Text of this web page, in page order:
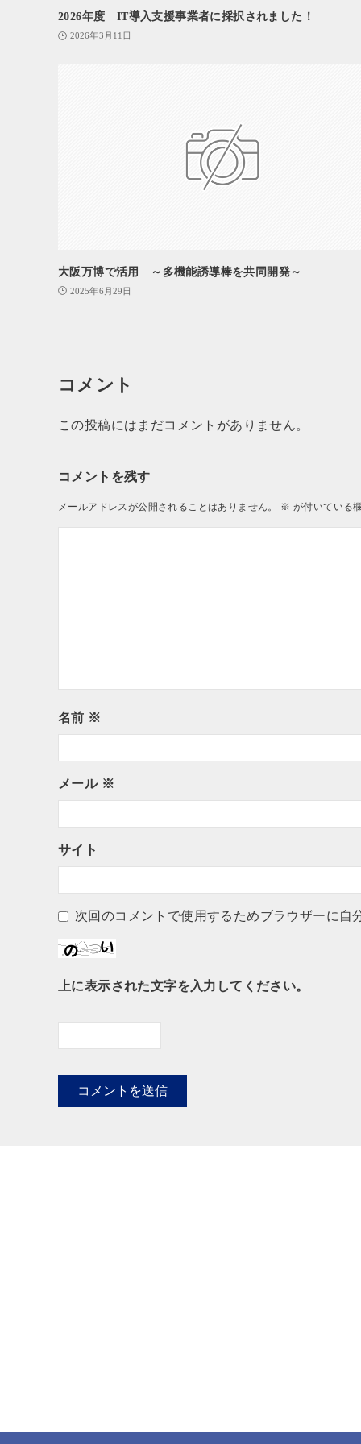
2026年度 IT導入支援事業者に採択されました！
2026年3月11日
大阪万博で活用 ～多機能誘導棒を共同開発～
2025年6月29日
コメント
この投稿にはまだコメントがありません。
コメントを残す
メールアドレスが公開されることはありません。 ※ が付いている
名前 ※
メール ※
サイト
次回のコメントで使用するためブラウザーに
上に表示された文字を入力してください。